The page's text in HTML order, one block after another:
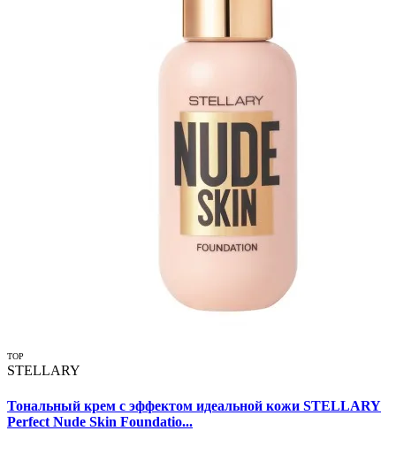
TOP
STELLARY
Тональный крем с эффектом идеальной кожи STELLARY
Perfect Nude Skin Foundatio...